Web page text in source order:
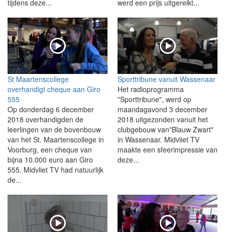
tijdens deze... werd een prijs uitgereikt...
St Maartenscollege
overhandigt cheque aan Giro
555
Op donderdag 6 december
2018 overhandigden de
leerlingen van de bovenbouw
van het St. Maartenscollege in
Voorburg, een cheque van
bijna 10.000 euro aan Giro
555. Midvliet TV had natuurlijk
de...
Sporttribune vanuit Wassenaar
Het radioprogramma
"Sporttribune", werd op
maandagavond 3 december
2018 uitgezonden vanuit het
clubgebouw van"Blauw Zwart"
in Wassenaar. Midvliet TV
maakte een sfeerimpressie van
deze...